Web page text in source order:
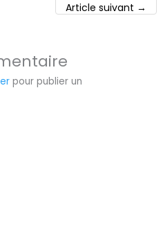
Article suivant →
pour publier un